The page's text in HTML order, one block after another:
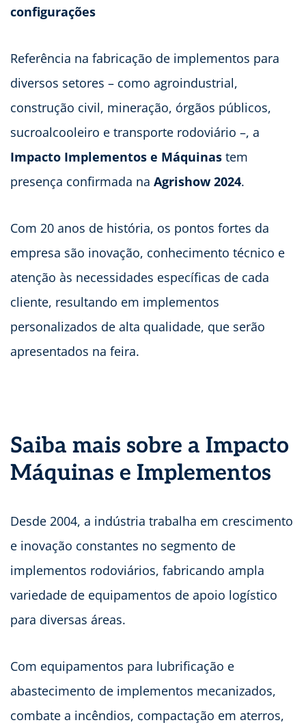
configurações
Referência na fabricação de implementos para
diversos setores – como agroindustrial,
construção civil, mineração, órgãos públicos,
sucroalcooleiro e transporte rodoviário –, a
Impacto Implementos e Máquinas tem
presença confirmada na Agrishow 2024.
Com 20 anos de história, os pontos fortes da
empresa são inovação, conhecimento técnico e
atenção às necessidades específicas de cada
cliente, resultando em implementos
personalizados de alta qualidade, que serão
apresentados na feira.
Saiba mais sobre a Impacto
Máquinas e Implementos
Desde 2004, a indústria trabalha em crescimento
e inovação constantes no segmento de
implementos rodoviários, fabricando ampla
variedade de equipamentos de apoio logístico
para diversas áreas.
Com equipamentos para lubrificação e
abastecimento de implementos mecanizados,
combate a incêndios, compactação em aterros,